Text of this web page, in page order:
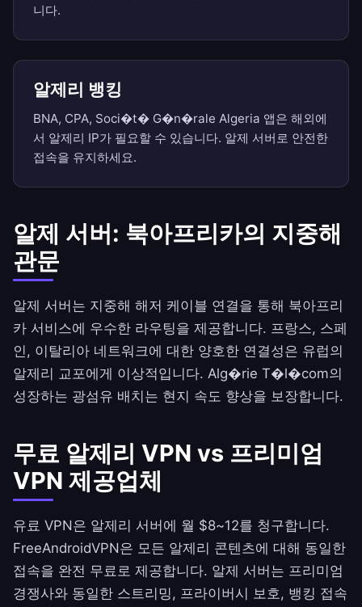
니다.
알제리 뱅킹
BNA, CPA, Soci�t� G�n�rale Algeria 앱은 해외에
서 알제리 IP가 필요할 수 있습니다. 알제 서버로 안전한
접속을 유지하세요.
알제 서버: 북아프리카의 지중해
관문
알제 서버는 지중해 해저 케이블 연결을 통해 북아프리
카 서비스에 우수한 라우팅을 제공합니다. 프랑스, 스페
인, 이탈리아 네트워크에 대한 양호한 연결성은 유럽의
알제리 교포에게 이상적입니다. Alg�rie T�l�com의
성장하는 광섬유 배치는 현지 속도 향상을 보장합니다.
무료 알제리 VPN vs 프리미엄
VPN 제공업체
유료 VPN은 알제리 서버에 월 $8~12를 청구합니다.
FreeAndroidVPN은 모든 알제리 콘텐츠에 대해 동일한
접속을 완전 무료로 제공합니다. 알제 서버는 프리미엄
경쟁사와 동일한 스트리밍, 프라이버시 보호, 뱅킹 접속